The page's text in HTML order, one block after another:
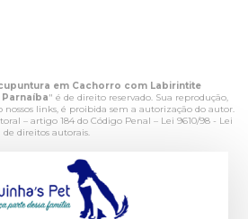
em Cachorro com Labirintite
" é de direito reservado. Sua reprodução,
links, é proibida sem a autorização do autor.
– artigo 184 do Código Penal – Lei 9610/98 - Lei
de direitos autorais.